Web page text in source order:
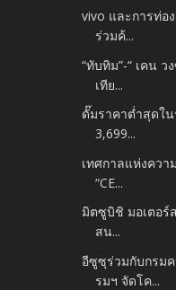
vivo และการท่อ
ร่วมค้...
“ทับทิม”-“ เคน ว
เทีย...
ดั๊มราคาต่ำสุดใน
3,699...
เทศกาลแห่งคว
“CE...
มิตซูบิชิ มอเตอร์
สน...
อีซูซุร่วมกับกรม
รมฯ จัดโค...